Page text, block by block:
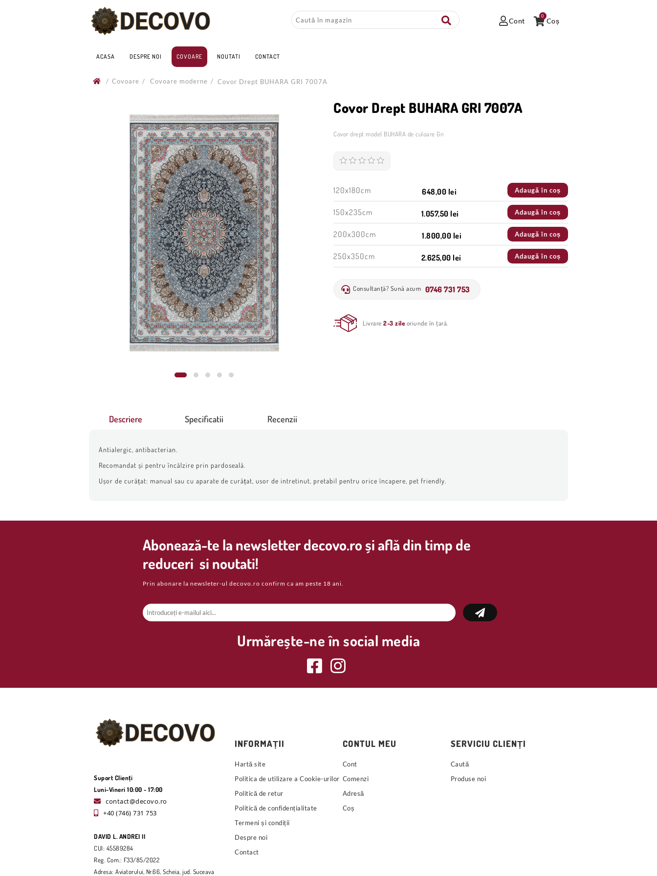
Cont Coș
0
ACASA DESPRE NOI COVOARE NOUTATI CONTACT
/ Covoare / Covoare moderne / Covor Drept BUHARA GRI 7007A
Covor Drept BUHARA GRI 7007A
Covor drept model BUHARA de culoare Gri
120x180cm 648,00 lei Adaugă în coș
150x235cm 1.057,50 lei Adaugă în coș
200x300cm 1.800,00 lei Adaugă în coș
250x350cm 2.625,00 lei Adaugă în coș
Consultanță? Sună acum 0746 731 753
Livrare2-3 zile oriunde în țară.
Descriere Specificatii Recenzii
Antialergic, antibacterian.
Recomandat și pentru încălzire prin pardoseală.
Ușor de curățat: manual sau cu aparate de curățat, usor de intretinut, pretabil pentru orice încapere, pet friendly.
Abonează-te la newsletter decovo.ro și află din timp de
reduceri si noutati!
Prin abonare la newsleter-ul decovo.ro confirm ca am peste 18 ani.
Urmărește-ne în social media
Suport Clienți
Luni-Vineri 10:00 - 17:00
contact@decovo.ro
+40 (746) 731 753
DAVID L. ANDREI II
CUI: 45589284
Reg. Com.: F33/85/2022
Adresa: Aviatorului, Nr.66, Scheia, jud. Suceava
INFORMAȚII
Hartă site
Politica de utilizare a Cookie-urilor
Politică de retur
Politică de confidențialitate
Termeni și condiții
Despre noi
Contact
CONTUL MEU
Cont
Comenzi
Adresă
Coș
SERVICIU CLIENȚI
Caută
Produse noi